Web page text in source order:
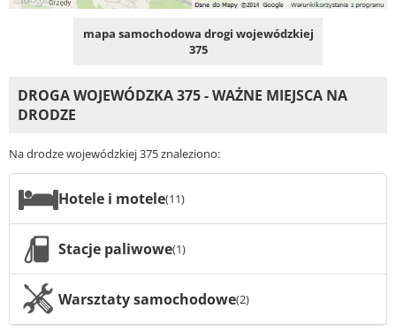
mapa samochodowa drogi wojewódzkiej
375
DROGA WOJEWÓDZKA 375 - WAŻNE MIEJSCA NA
DRODZE
Na drodze wojewódzkiej 375 znaleziono:
Hotele i motele(11)
Stacje paliwowe(1)
Warsztaty samochodowe(2)